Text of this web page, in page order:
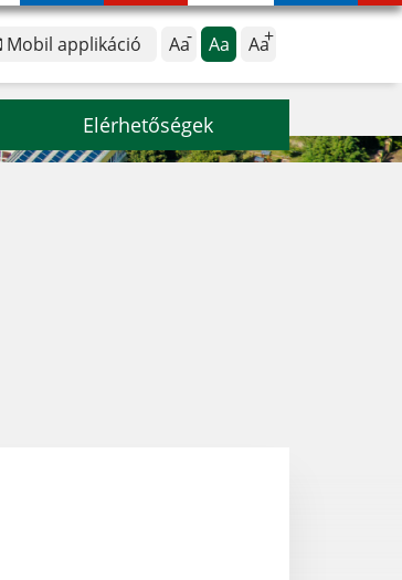
Mobil applikáció Aa Aa Aa
Elérhetőségek